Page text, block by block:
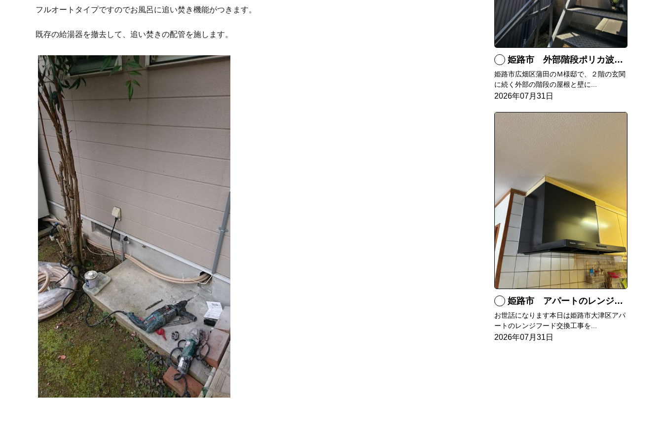
フルオートタイプですのでお風呂に追い焚き機能がつきます。
既存の給湯器を撤去して、追い焚きの配管を施します。
姫路市 外部階段ポリカ波板張替工事
姫路市広畑区蒲田のＭ様邸で、２階の玄関
に続く外部の階段の屋根と壁に...
2026年07月31日
姫路市 アパートのレンジフード交換
お世話になります本日は姫路市大津区アパ
ートのレンジフード交換工事を...
2026年07月31日